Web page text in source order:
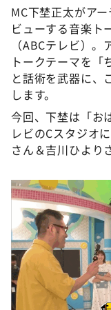
て真剣です
探偵！ナイト
news おかえり
河合＆A.B.C-
（news おかえ
DAIGOも台所
本日はダイア
朝だ！生です
教えて！ニュ
ＬＩＦＥ～夢
新婚さんいら
ポツンと一軒家
ザキ山小屋本館
ぺこぱのまる
MC下埜正太がア
ビューする音楽ト
（ABCテレビ）
トークテーマを「
と話術を武器に、
します。
今回、下埜は「お
レビのCスタジオ
さん＆吉川ひより